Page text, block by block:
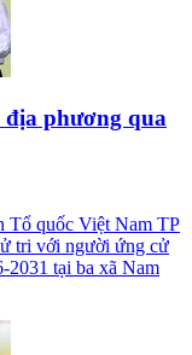
phương qua
Tổ quốc Việt Nam TP
tri với người ứng cử
tại ba xã Nam